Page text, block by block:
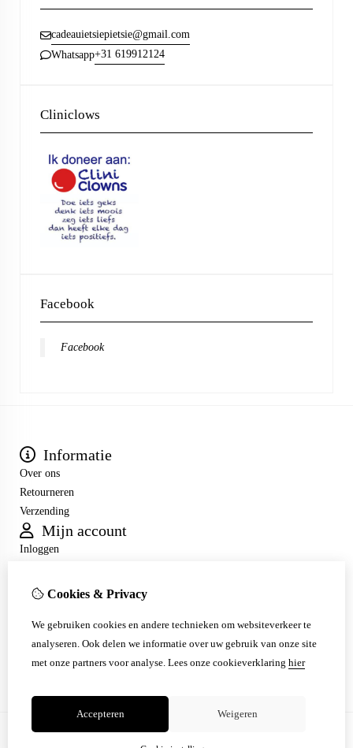
cadeauietsiepietsie@gmail.com
Whatsapp+31 619912124
Cliniclows
Facebook
Facebook
Informatie
Over ons
Retourneren
Verzending
Mijn account
Inloggen
Verlanglijst
Klantenservice
Contact
Sitemap
Cookies & Privacy
We gebruiken cookies en andere technieken om websiteverkeer te
analyseren. Ook delen we informatie over uw gebruik van onze site
met onze partners voor analyse. Lees onze cookieverklaring hier
Accepteren Weigeren